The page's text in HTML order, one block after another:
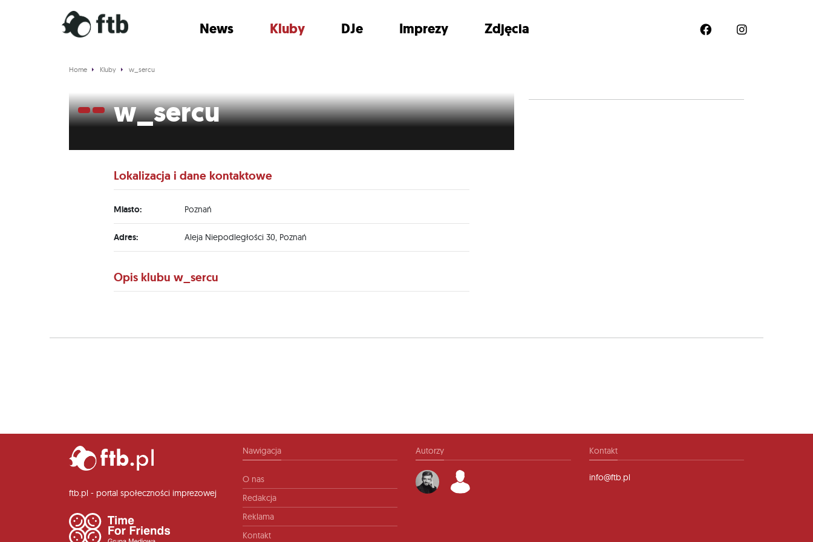
News Kluby DJe Imprezy Zdjęcia
Home Kluby w_sercu
w_sercu
Lokalizacja i dane kontaktowe
Miasto: Poznań
Adres: Aleja Niepodległości 30, Poznań
Opis klubu w_sercu
ftb.pl - portal społeczności imprezowej
Nawigacja
O nas
Redakcja
Reklama
Kontakt
Autorzy Kontakt
info@ftb.pl